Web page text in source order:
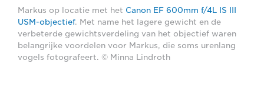
Markus op locatie met het Canon EF 600mm f/4L IS III
USM-objectief. Met name het lagere gewicht en de
verbeterde gewichtsverdeling van het objectief waren
belangrijke voordelen voor Markus, die soms urenlang
vogels fotografeert. © Minna Lindroth